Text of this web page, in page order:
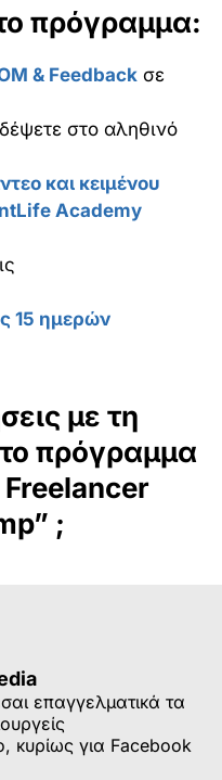
πρόγραμμα:
& Feedback σε
στο αληθινό
και κειμένου
Academy
15 ημερών
με τη
πρόγραμμα
;
επαγγελματικά τα
κυρίως για Facebook